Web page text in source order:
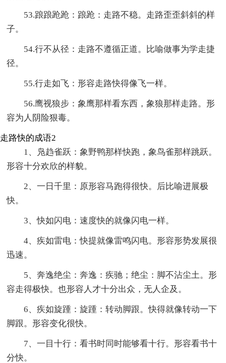
53.踉踉跄跄：踉跄：走路不稳。走路歪歪斜斜的样
子。
54.行不从径：走路不遵循正道。比喻做事为学走捷
径。
55.行走如飞：形容走路快得像飞一样。
56.鹰视狼步：象鹰那样看东西，象狼那样走路。形
容为人阴险狠毒。
走路快的成语2
1、凫趋雀跃：象野鸭那样快跑，象鸟雀那样跳跃。
形容十分欢欣的样貌。
2、一日千里：原形容马跑得很快。后比喻进展极
快。
3、快如闪电：速度快的就像闪电一样。
4、疾如雷电：快提就像雷鸣闪电。形容形势发展很
迅速。
5、奔逸绝尘：奔逸：疾驰；绝尘：脚不沾尘土。形
容走得极快。也形容人才十分出众，无人企及。
6、疾如旋踵：旋踵：转动脚跟。快得就像转动一下
脚跟。形容变化很快。
7、一目十行：看书时同时能够看十行。形容看书十
分快。